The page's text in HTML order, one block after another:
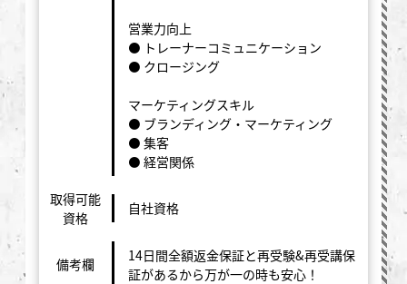
営業力向上
⚫ トレーナーコミュニケーション
⚫ クロージング
マーケティングスキル
⚫ ブランディング・マーケティング
⚫ 集客
⚫ 経営関係
取得可能
資格
自社資格
備考欄
14日間全額返金保証と再受験&再受講保
証があるから万が一の時も安心！